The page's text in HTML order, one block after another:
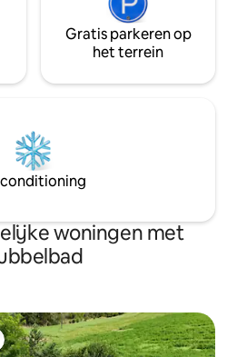
Gratis parkeren op
het terrein
woningen met